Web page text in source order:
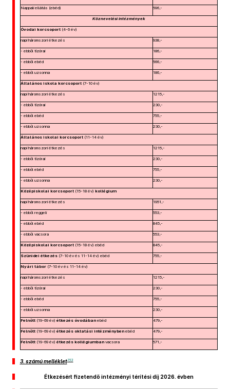
Nappali ellátás (ebéd) 596,-
Köznevelési intézmények
Óvodai korcsoport (4-6 év)
napi háromszori étkezés 938,-
- ebből tízórai 186,-
- ebből ebéd 566,-
- ebből uzsonna 186,-
Általános iskola korcsoport (7-10 év)
napi háromszori étkezés 1215,-
- ebből tízórai 230,-
- ebből ebéd 755,-
- ebből uzsonna 230,-
Általános iskolai korcsoport (11-14 év)
napi háromszori étkezés 1215,-
- ebből tízórai 230,-
- ebből ebéd 755,-
- ebből uzsonna 230,-
Középiskolai korcsoport (15-18 év) kollégium
napi háromszori étkezés 1951,-
- ebből reggeli 553,-
- ebből ebéd 845,-
- ebből vacsora 553,-
Középiskolai korcsoport (15-18 év) ebéd 845,-
Szünidei étkezés (7-10 év és 11-14 év) ebéd 755,-
Nyári tábor (7-10 év és 11-14 év)
napi háromszori étkezés 1215,-
- ebből tízórai 230,-
- ebből ebéd 755,-
- ebből uzsonna 230,-
Felnőtt (19-69 év) étkezés óvodábanebéd 479,-
Felnőtt (19-69 év) étkezés oktatási intézménybenebéd 479,-
Felnőtt (19-69 év) étkezés kollégiumbanvacsora 571,-
3. számú melléklet153
Étkezésért fizetendő intézményi térítési díj 2026. évben